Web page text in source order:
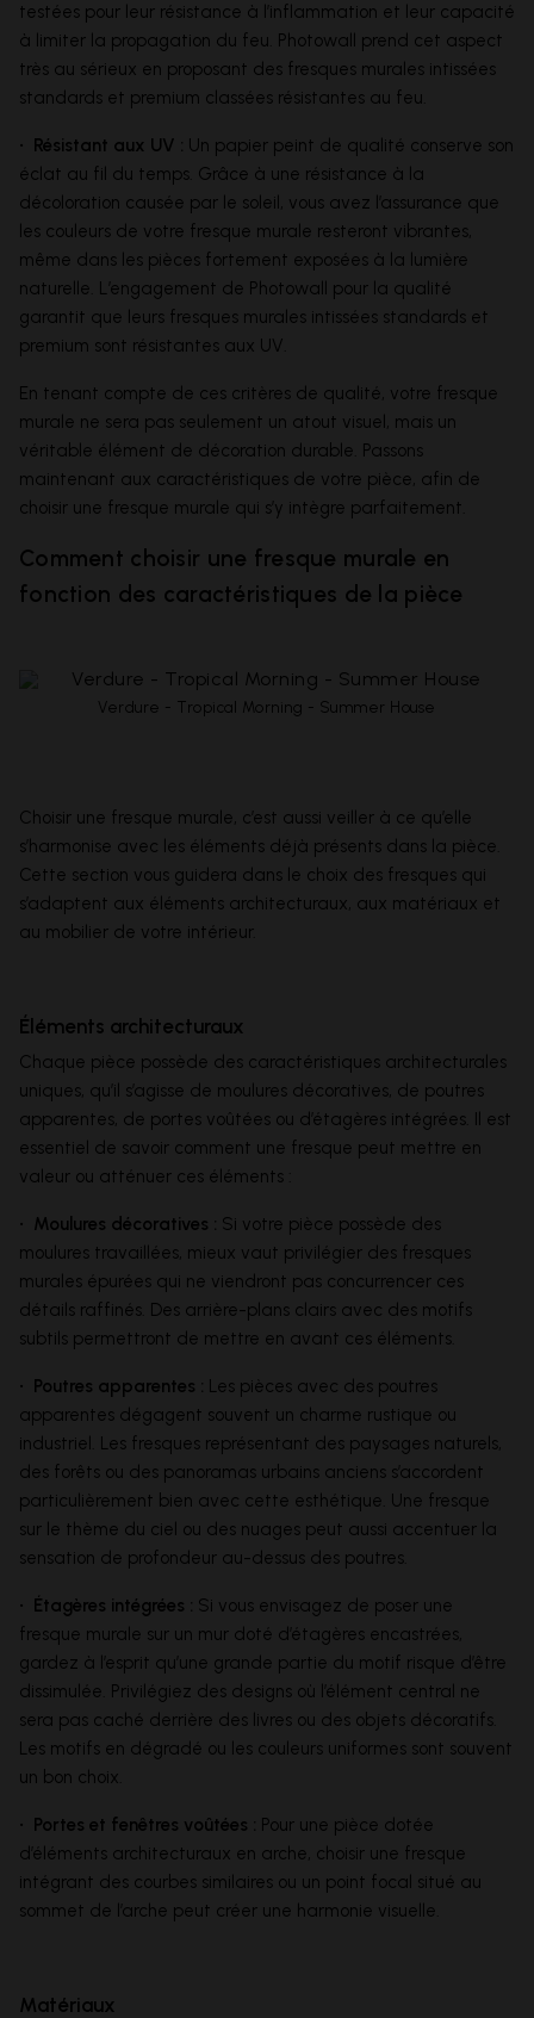
testées pour leur résistance à l’inflammation et leur capacité
à limiter la propagation du feu. Photowall prend cet aspect
très au sérieux en proposant des fresques murales intissées
standards et premium classées résistantes au feu.
• Résistant aux UV : Un papier peint de qualité conserve son
éclat au fil du temps. Grâce à une résistance à la
décoloration causée par le soleil, vous avez l’assurance que
les couleurs de votre fresque murale resteront vibrantes,
même dans les pièces fortement exposées à la lumière
naturelle. L’engagement de Photowall pour la qualité
garantit que leurs fresques murales intissées standards et
premium sont résistantes aux UV.
En tenant compte de ces critères de qualité, votre fresque
murale ne sera pas seulement un atout visuel, mais un
véritable élément de décoration durable. Passons
maintenant aux caractéristiques de votre pièce, afin de
choisir une fresque murale qui s’y intègre parfaitement.
Comment choisir une fresque murale en
fonction des caractéristiques de la pièce
Verdure - Tropical Morning - Summer House
Choisir une fresque murale, c’est aussi veiller à ce qu’elle
s’harmonise avec les éléments déjà présents dans la pièce.
Cette section vous guidera dans le choix des fresques qui
s’adaptent aux éléments architecturaux, aux matériaux et
au mobilier de votre intérieur.
Éléments architecturaux
Chaque pièce possède des caractéristiques architecturales
uniques, qu’il s’agisse de moulures décoratives, de poutres
apparentes, de portes voûtées ou d’étagères intégrées. Il est
essentiel de savoir comment une fresque peut mettre en
valeur ou atténuer ces éléments :
• Moulures décoratives : Si votre pièce possède des
moulures travaillées, mieux vaut privilégier des fresques
murales épurées qui ne viendront pas concurrencer ces
détails raffinés. Des arrière-plans clairs avec des motifs
subtils permettront de mettre en avant ces éléments.
• Poutres apparentes : Les pièces avec des poutres
apparentes dégagent souvent un charme rustique ou
industriel. Les fresques représentant des paysages naturels,
des forêts ou des panoramas urbains anciens s’accordent
particulièrement bien avec cette esthétique. Une fresque
sur le thème du ciel ou des nuages peut aussi accentuer la
sensation de profondeur au-dessus des poutres.
• Étagères intégrées : Si vous envisagez de poser une
fresque murale sur un mur doté d’étagères encastrées,
gardez à l’esprit qu’une grande partie du motif risque d’être
dissimulée. Privilégiez des designs où l’élément central ne
sera pas caché derrière des livres ou des objets décoratifs.
Les motifs en dégradé ou les couleurs uniformes sont souvent
un bon choix.
• Portes et fenêtres voûtées : Pour une pièce dotée
d’éléments architecturaux en arche, choisir une fresque
intégrant des courbes similaires ou un point focal situé au
sommet de l’arche peut créer une harmonie visuelle.
Matériaux